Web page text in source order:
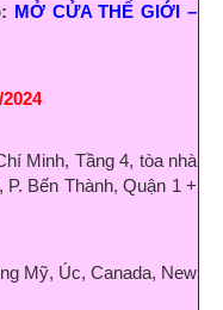
MỞ CỬA THẾ GIỚI –
Minh, Tầng 4, tòa nhà
Bến Thành, Quận 1 +
Mỹ, Úc, Canada, New